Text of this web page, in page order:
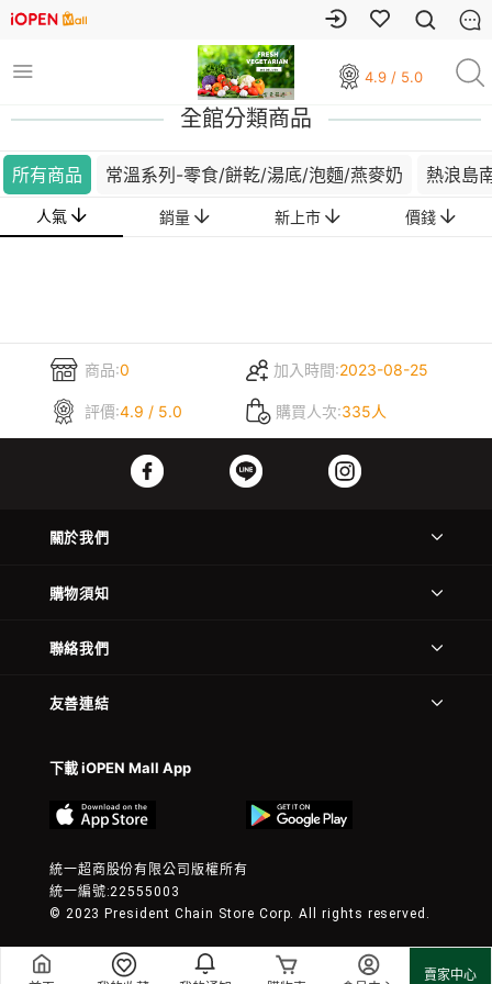
賣家中心
4.9 / 5.0
全館分類商品
所有商品 常溫系列-零食/餅乾/湯底/泡麵/燕麥奶 熱浪島
人氣 銷量 新上市 價錢
商品:0 加入時間:2023-08-25
評價:4.9 / 5.0 購買人次:335人
關於我們
購物須知
聯絡我們
友善連結
下載 iOPEN Mall App
統一超商股份有限公司版權所有
統一編號:22555003
© 2023 President Chain Store Corp. All rights reserved.